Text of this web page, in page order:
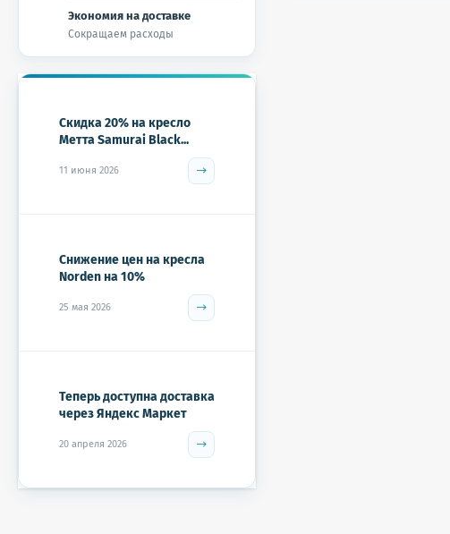
Экономия на доставке
Сокращаем расходы
Скидка 20% на кресло
Метта Samurai Black...
11 июня 2026
Снижение цен на кресла
Norden на 10%
25 мая 2026
Теперь доступна доставка
через Яндекс Маркет
20 апреля 2026